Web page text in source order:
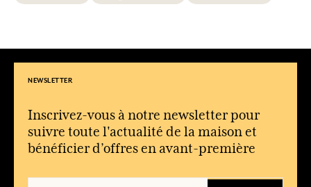
NEWSLETTER
Inscrivez-vous à notre newsletter pour
suivre toute l'actualité de la maison et
bénéficier d’offres en avant-première